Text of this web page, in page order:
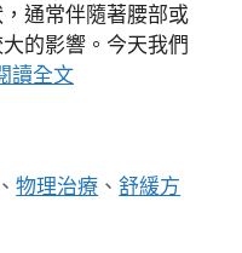
通常伴隨著腰部或
的影響。今天我們
讀全文
、物理治療 、舒緩方